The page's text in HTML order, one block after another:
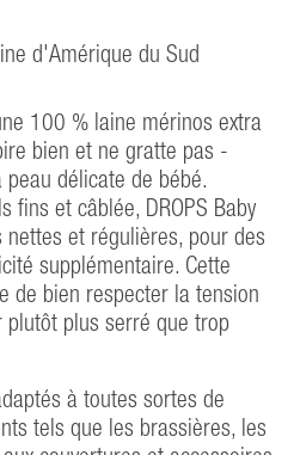
d'Amérique du Sud
100 % laine mérinos extra
bien et ne gratte pas -
délicate de bébé.
fins et câblée, DROPS Baby
nettes et régulières, pour des
supplémentaire. Cette
de bien respecter la tension
plus serré que trop
à toutes sortes de
tels que les brassières, les